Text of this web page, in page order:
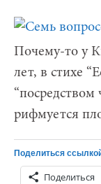
Почему-то у
лет, в стихе
“посредством
рифмуется
Поделиться
Поделиться